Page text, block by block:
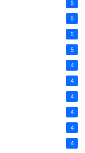
5
5
5
5
4
4
4
4
4
4